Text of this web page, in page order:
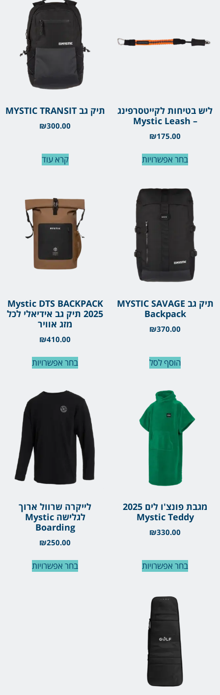
ליש בטיחות לקייטסרפינג
– Mystic Leash
₪175.00
בחר אפשרויות
תיק גב MYSTIC TRANSIT
₪300.00
קרא עוד
תיק גב MYSTIC SAVAGE
Backpack
₪370.00
הוסף לסל
Mystic DTS BACKPACK
2025 תיק גב אידיאלי לכל
מזג אוויר
₪410.00
בחר אפשרויות
מגבת פונצ'ו לים 2025
Mystic Teddy
₪330.00
בחר אפשרויות
לייקרה שרוול ארוך
לגלישה Mystic
Boarding
₪250.00
בחר אפשרויות